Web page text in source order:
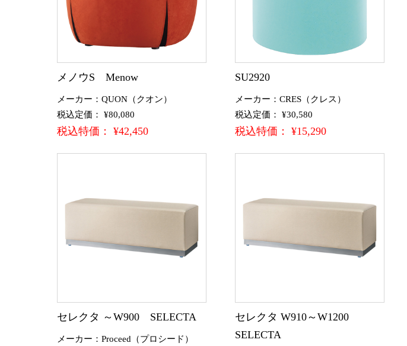
メノウS Menow
メーカー：QUON（クオン）
税込定価： ¥80,080
税込特価： ¥42,450
SU2920
メーカー：CRES（クレス）
税込定価： ¥30,580
税込特価： ¥15,290
セレクタ ～W900 SELECTA
メーカー：Proceed（プロシード）
セレクタ W910～W1200
SELECTA